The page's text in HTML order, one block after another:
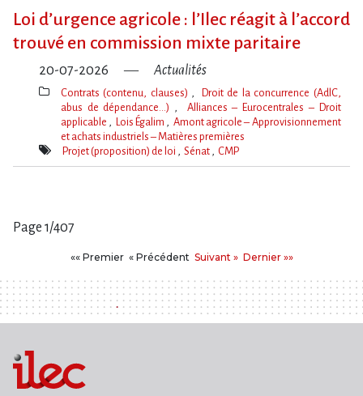
Loi d​‌’urgence agricole : l​‌’Ilec réagit à l​‌’accord
trouvé en commission mixte paritaire
20-07-2026 Actualités
Thèmes(s)
Contrats (contenu, clauses)
Droit de la concurrence (AdlC,
abus de dépendance…)
Alliances – Eurocentrales – Droit
applicable
Lois Égalim
Amont agricole – Approvisionnement
et achats industriels – Matières premières
Mot(s)-
Projet (proposition) de loi Sénat CMP
Page 1/407
«« PremierPremier
« PrécédentPrécédent
Suivant
Suivant » Dernier
Dernier »»